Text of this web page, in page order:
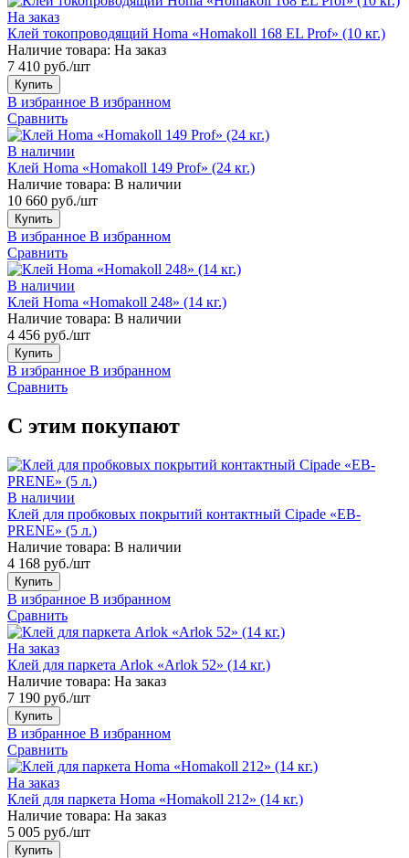
На заказ
Клей токопроводящий Homa «Homakoll 168 EL Prof» (10 кг.)
Наличие товара: На заказ
7 410 руб./шт
Купить
В избранное В избранном
Сравнить
В наличии
Клей Homa «Homakoll 149 Prof» (24 кг.)
Наличие товара: В наличии
10 660 руб./шт
Купить
В избранное В избранном
Сравнить
В наличии
Клей Homa «Homakoll 248» (14 кг.)
Наличие товара: В наличии
4 456 руб./шт
Купить
В избранное В избранном
Сравнить
С этим покупают
В наличии
Клей для пробковых покрытий контактный Cipade «EB-
PRENE» (5 л.)
Наличие товара: В наличии
4 168 руб./шт
Купить
В избранное В избранном
Сравнить
На заказ
Клей для паркета Arlok «Arlok 52» (14 кг.)
Наличие товара: На заказ
7 190 руб./шт
Купить
В избранное В избранном
Сравнить
На заказ
Клей для паркета Homa «Homakoll 212» (14 кг.)
Наличие товара: На заказ
5 005 руб./шт
Купить